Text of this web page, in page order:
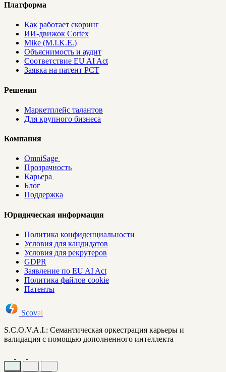
Платформа
Как работает скоринг
ИИ-движок Cortex
Mike (M.I.K.E.)
Объяснимость и аудит
Соответствие EU AI Act
Заявка на патент PCT
Решения
Маркетплейс талантов
Для крупного бизнеса
Компания
OmniSage
Прозрачность
Карьера
Блог
Поддержка
Юридическая информация
Политика конфиденциальности
Условия для кандидатов
Условия для рекрутеров
GDPR
Заявление по EU AI Act
Политика файлов cookie
Патенты
Scovai
S.C.O.V.A.I.: Семантическая оркестрация карьеры и
валидация с помощью дополненного интеллекта